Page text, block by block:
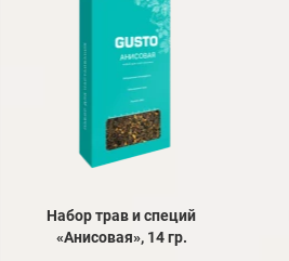
Набор трав и специй
«Анисовая», 14 гр.